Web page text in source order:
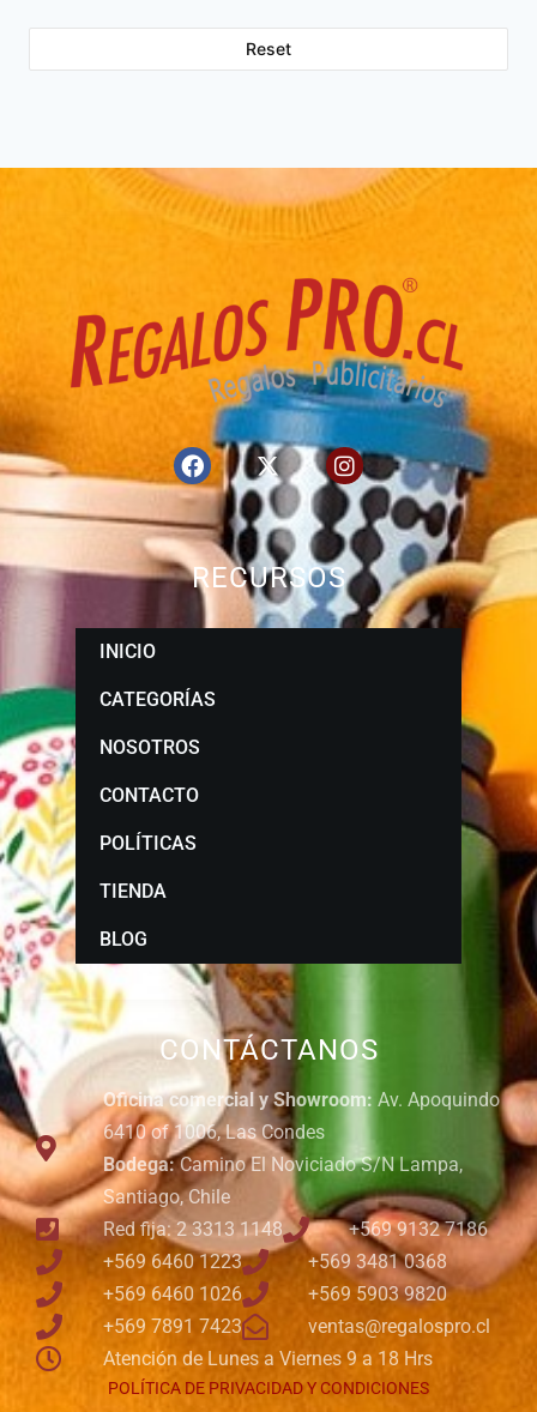
Reset
CONTÁCTANOS
Oficina comercial y Showroom: Av. Apoquindo
6410 of 1006, Las Condes
Bodega:Camino El Noviciado S/N Lampa,
Santiago, Chile
Red fija: 2 3313 1148
+569 9132 7186
+569 6460 1223
+569 3481 0368
+569 6460 1026
+569 5903 9820
+569 7891 7423
ventas@regalospro.cl
Atención de Lunes a Viernes 9 a 18 Hrs
POLÍTICA DE PRIVACIDAD Y CONDICIONES
RECURSOS
INICIO
CATEGORÍAS
NOSOTROS
CONTACTO
POLÍTICAS
TIENDA
BLOG